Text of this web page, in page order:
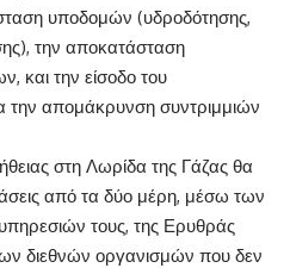
υποδομών (υδροδότησης,
την αποκατάσταση
και την είσοδο του
την απομάκρυνση συντριμμιών
στη Λωρίδα της Γάζας θα
από τα δύο μέρη, μέσω των
τους, της Ερυθράς
διεθνών οργανισμών που δεν